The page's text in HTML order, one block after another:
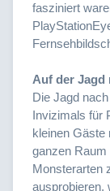
fasziniert
Auf der Jagd
Die Jagd
Invizimals für
kleinen Gäste
ganzen
Monsterarten
ausprobieren,